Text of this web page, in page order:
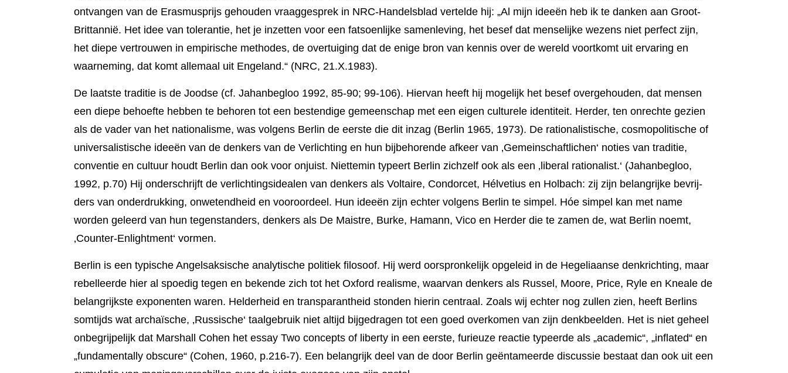
ontvangen van de Erasmusprijs gehou­den vraaggesprek in NRC-Handels­blad vertelde hij: „Al mijn ideeën heb ik te danken aan Groot-
Brittan­nië. Het idee van tolerantie, het je inzetten voor een fatsoen­lijke samenle­ving, het besef dat men­selijke wezens niet perfect zijn,
het diepe vertrouwen in empirische metho­des, de overtuiging dat de enige bron van kennis over de wereld voort­komt uit erva­ring en
waar­neming, dat komt allemaal uit Enge­land.“ (NRC, 21.X.1983).
De laatste traditie is de Joodse (cf. Jahanbegloo 1992, 85-90; 99-106). Hiervan heeft hij mogelijk het besef overge­houden, dat mensen
een diepe behoefte hebben te behoren tot een bestendige gemeen­schap met een eigen culturele identiteit. Herder, ten onrechte gezien
als de vader van het nationalis­me, was volgens Berlin de eerste die dit inzag (Berlin 1965, 1973). De rationa­listi­sche, cosmopoli­tische of
universa­listische ideeën van de denkers van de Verlichting en hun bijbeho­rende afkeer van ‚Gemeinschaftlichen‘ noties van traditie,
conventie en cultuur houdt Berlin dan ook voor onjuist. Niettemin typeert Berlin zichzelf ook als een ‚liberal rationalist.‘ (Jahanbegloo,
1992, p.70) Hij onder­schrijft de verlich­tingsidealen van denkers als Voltaire, Condor­cet, Hélvetius en Hol­bach: zij zijn belangrijke bevrij­
ders van onder­druk­king, onwetendheid en vooroordeel. Hun ideeën zijn echter volgens Berlin te simpel. Hóe simpel kan met name
worden geleerd van hun tegenstan­ders, denkers als De Maistre, Burke, Hamann, Vico en Herder die te zamen de, wat Berlin noemt,
‚Counter-En­lightment‘ vormen.
Berlin is een typische Angelsaksische analytische politiek filosoof. Hij werd oorspronkelijk opgeleid in de Hegeliaanse denkrichting, maar
rebelleerde hier al spoedig tegen en bekende zich tot het Oxford realisme, waarvan den­kers als Russel, Moore, Price, Ryle en Kneale de
belangrijkste exponenten wa­ren. Helder­heid en transparantheid stonden hierin centraal. Zoals wij echter nog zullen zien, heeft Berlins
somtijds wat archaï­sche, ‚Russische‘ taal­gebruik niet altijd bijge­dra­gen tot een goed overko­men van zijn denk­beelden. Het is niet geheel
onbe­grij­pelijk dat Marshall Cohen het essay Two con­cepts of liberty in een eerste, furieu­ze reac­tie ty­peer­de als „acade­mic“, „in­flated“ en
„funda­mentally obscu­re“ (Cohen, 1960, p.216-7). Een belangrijk deel van de door Berlin geën­tameerde dis­cussie be­staat dan ook uit een